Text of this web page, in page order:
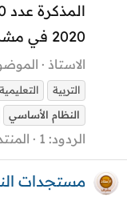
2020 في مشروع النظام الداخلي النموذجي...
الاستاذ
التربية
التعليمية
النظام الأساسي
الردود: 1
مستجدات